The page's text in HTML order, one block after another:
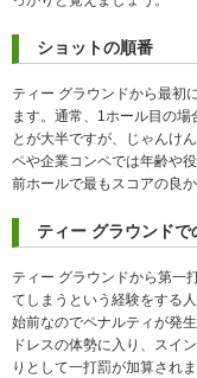
ショットの順番
ティー グラウンドから最初
ます。通常、1ホール目の
とが大半ですが、じゃんけ
ペや企業コンペでは年齢や
前ホールで最もスコアの良
ティー グラウンドで
ティー グラウンドから第一
てしまうという経験をする
始前なのでペナルティが発
ドレスの体勢に入り、スイ
りとして一打罰が加算されま